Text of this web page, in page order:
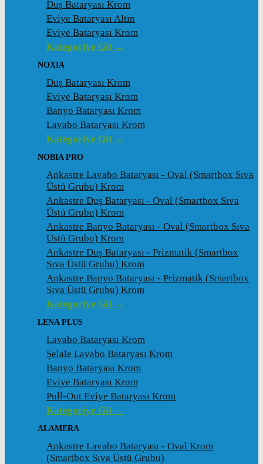
Duş Bataryası Krom
Eviye Bataryası Altın
Eviye Bataryası Krom
Kategoriye Git →
NOXIA
Duş Bataryası Krom
Eviye Bataryası Krom
Banyo Bataryası Krom
Lavabo Bataryası Krom
Kategoriye Git →
NOBIA PRO
Ankastre Lavabo Bataryası - Oval (Smartbox Sıva
Üstü Grubu) Krom
Ankastre Duş Bataryası - Oval (Smartbox Sıva
Üstü Grubu) Krom
Ankastre Banyo Bataryası - Oval (Smartbox Sıva
Üstü Grubu) Krom
Ankastre Duş Bataryası - Prizmatik (Smartbox
Sıva Üstü Grubu) Krom
Ankastre Banyo Bataryası - Prizmatik (Smartbox
Sıva Üstü Grubu) Krom
Kategoriye Git →
LENA PLUS
Lavabo Bataryası Krom
Şelale Lavabo Bataryası Krom
Banyo Bataryası Krom
Eviye Bataryası Krom
Pull-Out Eviye Bataryası Krom
Kategoriye Git →
ALAMERA
Ankastre Lavabo Bataryası - Oval Krom
(Smartbox Sıva Üstü Grubu)